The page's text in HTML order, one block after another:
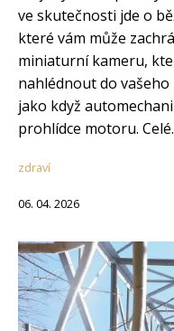
ve skutečnosti jde o
které vám může
miniaturní kameru,
nahlédnout do
jako když
prohlídce motoru.
zdraví
06. 04. 2026